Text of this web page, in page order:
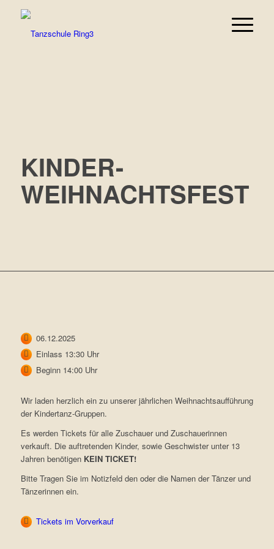
KINDER-
WEIHNACHTSFEST
06.12.2025
Einlass 13:30 Uhr
Beginn 14:00 Uhr
Wir laden herzlich ein zu unserer jährlichen Weihnachtsaufführung
der Kindertanz-Gruppen.
Es werden Tickets für alle Zuschauer und Zuschauerinnen
verkauft. Die auftretenden Kinder, sowie Geschwister unter 13
Jahren benötigen KEIN TICKET!
Bitte Tragen Sie im Notizfeld den oder die Namen der Tänzer und
Tänzerinnen ein.
Tickets im Vorverkauf